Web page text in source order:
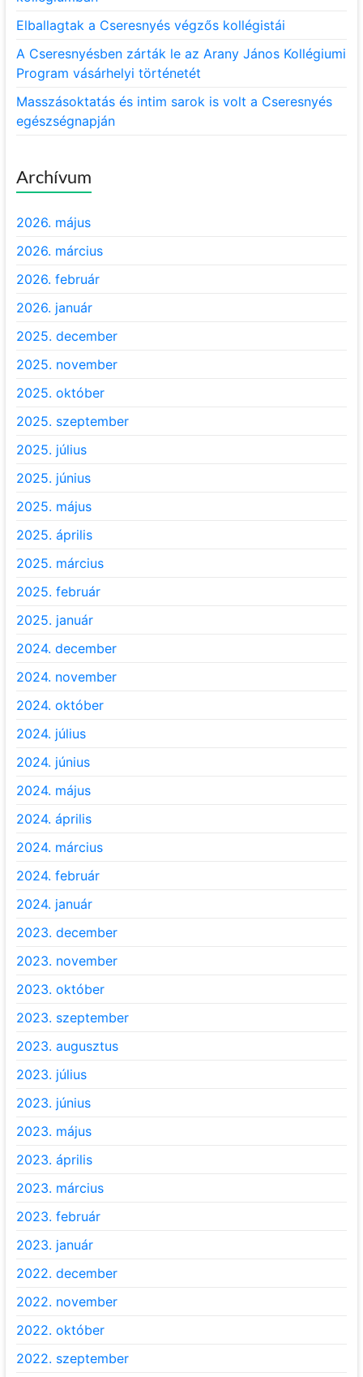
Elballagtak a Cseresnyés végzős kollégistái
A Cseresnyésben zárták le az Arany János Kollégiumi
Program vásárhelyi történetét
Masszásoktatás és intim sarok is volt a Cseresnyés
egészségnapján
Archívum
2026. május
2026. március
2026. február
2026. január
2025. december
2025. november
2025. október
2025. szeptember
2025. július
2025. június
2025. május
2025. április
2025. március
2025. február
2025. január
2024. december
2024. november
2024. október
2024. július
2024. június
2024. május
2024. április
2024. március
2024. február
2024. január
2023. december
2023. november
2023. október
2023. szeptember
2023. augusztus
2023. július
2023. június
2023. május
2023. április
2023. március
2023. február
2023. január
2022. december
2022. november
2022. október
2022. szeptember